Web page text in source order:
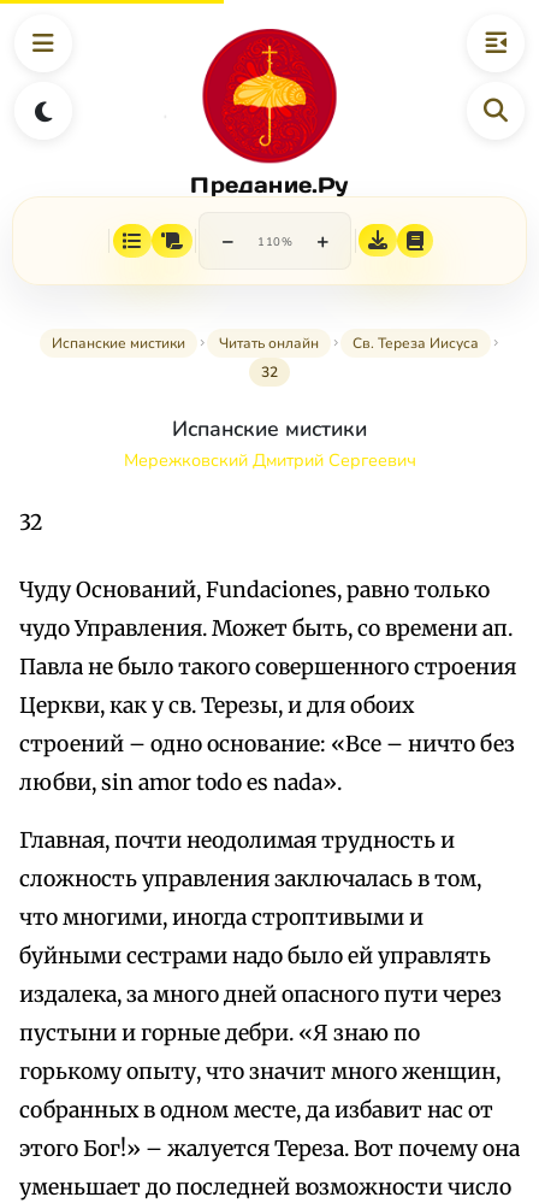
Предание.Ру
− 110% +
Испанские мистики Читать онлайн
Св. Тереза Иисуса
32
Испанские мистики
Мережковский Дмитрий Сергеевич
32
Чуду Оснований, Fundaciones, равно только
чудо Управления. Может быть, со времени ап.
Павла не было такого совершенного строения
Церкви, как у св. Терезы, и для обоих
строений – одно основание: «Все – ничто без
любви, sin amor todo es nada».
Главная, почти неодолимая трудность и
сложность управления заключалась в том,
что многими, иногда строптивыми и
буйными сестрами надо было ей управлять
издалека, за много дней опасного пути через
пустыни и горные дебри. «Я знаю по
горькому опыту, что значит много женщин,
собранных в одном месте, да избавит нас от
этого Бог!» – жалуется Тереза. Вот почему она
уменьшает до последней возможности число